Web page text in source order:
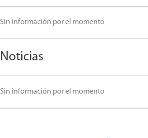
Sin información por el momento
Noticias
Sin información por el momento